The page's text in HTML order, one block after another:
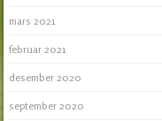
mars 2021
februar 2021
desember 2020
september 2020